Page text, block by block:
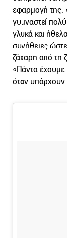
εφαρμογή της.
γυμναστεί
γλυκά και
συνήθειες
ζάχαρη από τη
«Πάντα έχουμε
όταν υπάρχουν